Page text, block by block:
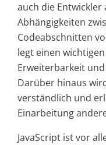
auch die
Abhängigkeiten
Codeabschnitten
legt einen
Erweiterbarkeit
Darüber hinaus
verständlich und
Einarbeitung
JavaScript ist vor